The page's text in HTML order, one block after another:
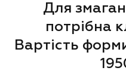
Для
потрібна
Вартість